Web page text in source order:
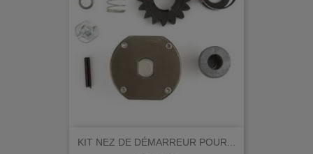
KIT NEZ DE DÉMARREUR POUR...